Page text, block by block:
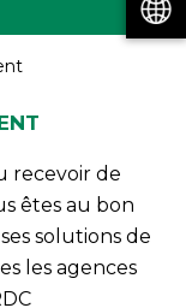
recevoir de
êtes au bon
solutions de
les agences